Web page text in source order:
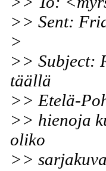
>> Sent:
>
>> Subject:
täällä
>> Etelä-
>> hienoja
oliko
>>